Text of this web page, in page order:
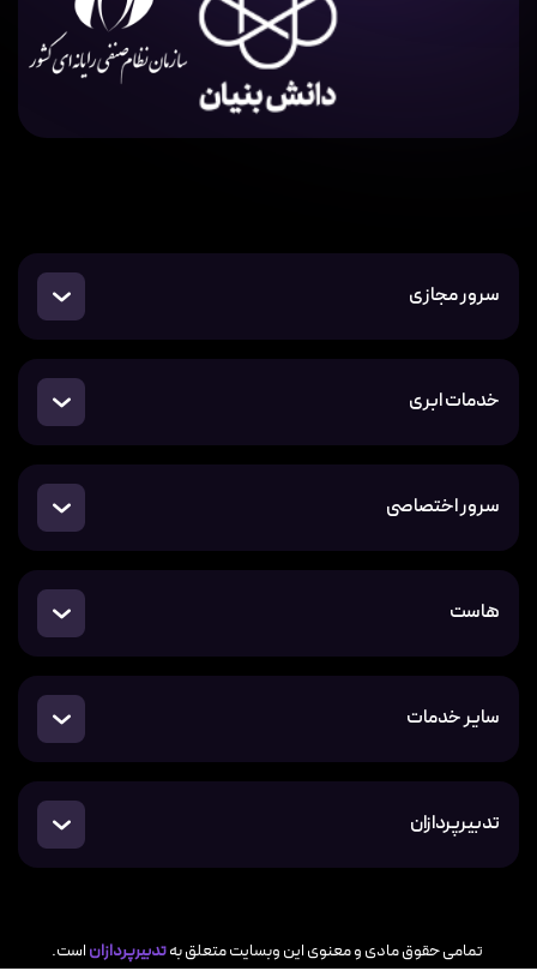
سرور مجازی
خدمات ابری
سرور اختصاصی
هاست
سایر خدمات
تدبیرپردازان
تمامی حقوق مادی و معنوی این وبسایت متعلق بهتدبیرپردازاناست.​